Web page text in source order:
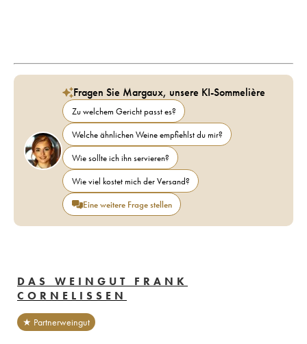
Fragen Sie Margaux, unsere KI-Sommelière
Zu welchem Gericht passt es?
Welche ähnlichen Weine empfiehlst du mir?
Wie sollte ich ihn servieren?
Wie viel kostet mich der Versand?
Eine weitere Frage stellen
DAS WEINGUT FRANK
CORNELISSEN
★ Partnerweingut